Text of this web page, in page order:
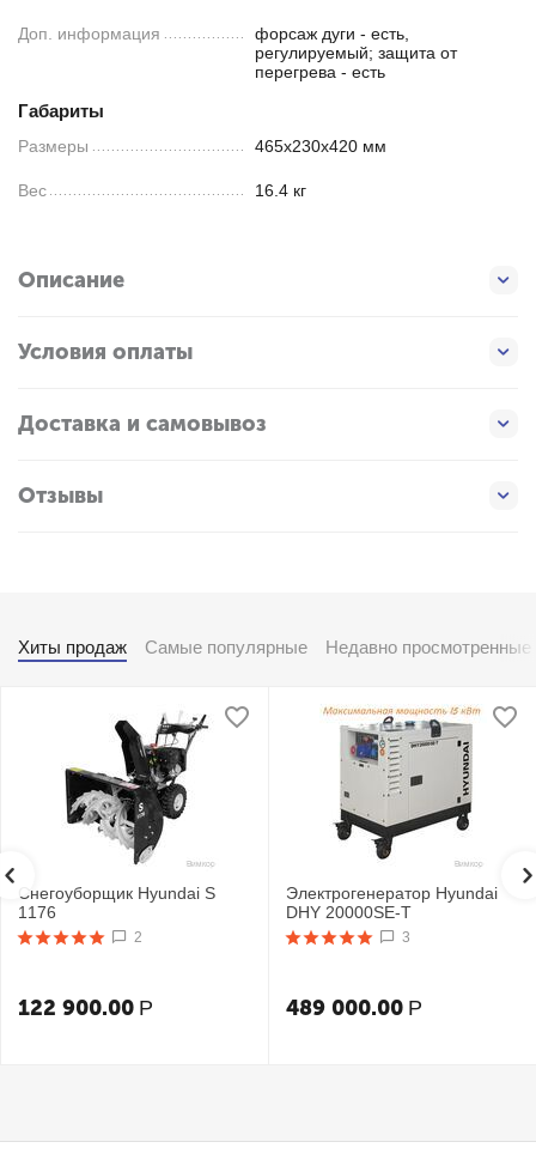
Доп. информация
форсаж дуги - есть,
регулируемый; защита от
перегрева - есть
Габариты
Размеры 465х230х420 мм
Вес 16.4 кг
Описание
Условия оплаты
Доставка и самовывоз
Отзывы
Хиты продаж Самые популярные Недавно просмотренные
Снегоуборщик Hyundai S
1176
2
122 900.00 Р
Электрогенератор Hyundai
DHY 20000SE-T
3
489 000.00 Р